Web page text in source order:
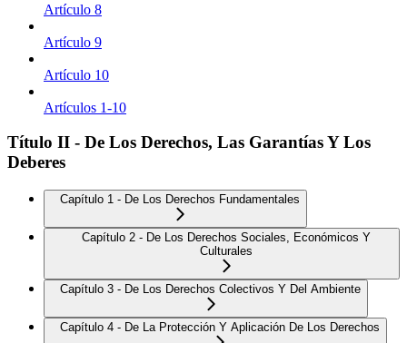
Artículo 8
Artículo 9
Artículo 10
Artículos 1-10
Título II - De Los Derechos, Las Garantías Y Los
Deberes
Capítulo 1 - De Los Derechos Fundamentales
Capítulo 2 - De Los Derechos Sociales, Económicos Y
Culturales
Capítulo 3 - De Los Derechos Colectivos Y Del Ambiente
Capítulo 4 - De La Protección Y Aplicación De Los Derechos